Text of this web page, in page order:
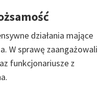
działania mające
W sprawę zaangażowali
funkcjonariusze z